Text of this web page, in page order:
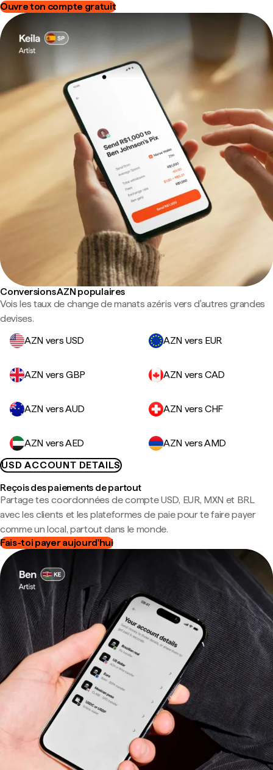
Ouvre ton compte gratuit
Conversions AZN populaires
Vois les taux de change de manats azéris vers d'autres grandes
devises.
AZN vers USD
AZN vers EUR
AZN vers GBP AZN vers CAD
AZN vers AUD AZN vers CHF
AZN vers AED
AZN vers AMD
USD ACCOUNT DETAILS
Reçois des paiements de partout
Partage tes coordonnées de compte USD, EUR, MXN et BRL
avec les clients et les plateformes de paie pour te faire payer
comme un local, partout dans le monde.
Fais-toi payer aujourd'hui